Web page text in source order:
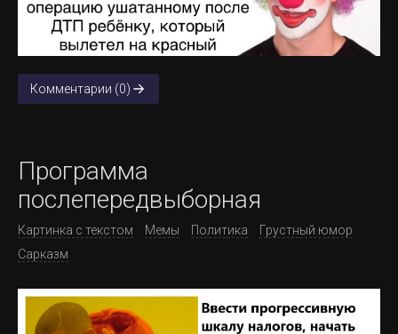
Комментарии (0)
Программа
послепередвыборная
Картинка с текстом Мемы Политика
Грустный юмор
Сарказм